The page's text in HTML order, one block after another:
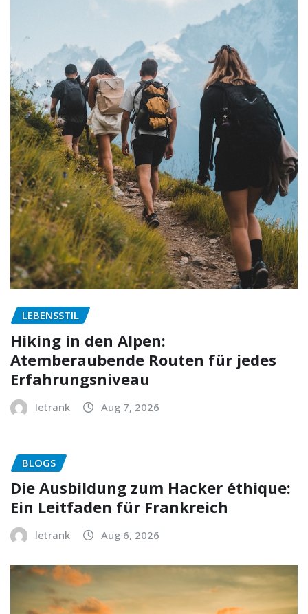
LEBENSSTIL
Hiking in den Alpen:
Atemberaubende Routen für jedes
Erfahrungsniveau
letrank Aug 7, 2026
BLOGS
Die Ausbildung zum Hacker éthique:
Ein Leitfaden für Frankreich
letrank Aug 6, 2026